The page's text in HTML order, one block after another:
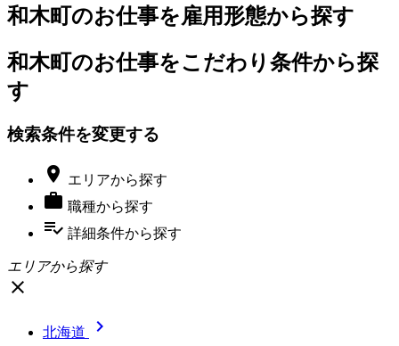
和木町のお仕事を雇用形態から探す
和木町のお仕事をこだわり条件から探
す
検索条件を変更する
 エリアから探す
 職種から探す
playlist_add_check 詳細条件から探す
エリアから探す
close
北海道
